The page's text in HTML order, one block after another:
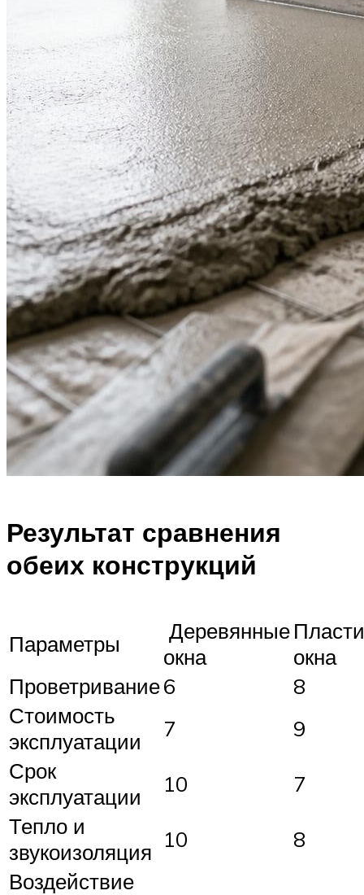
Результат сравнения
обеих конструкций
Параметры
Деревянные
окна
окна
Проветривание6
8
Стоимость
эксплуатации
7
9
Срок
эксплуатации
10
7
Тепло и
звукоизоляция 10
8
Воздействие